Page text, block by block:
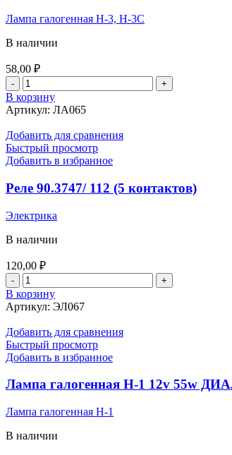
Лампа галогенная Н-3, Н-3С
В наличии
58,00 ₽
Количество
товара
Лампа
галогенная
Н-3
12v
100w
12103
В корзину
Артикул: ЛА065
Добавить для сравнения
Быстрый просмотр
Добавить в избранное
Реле 90.3747/ 112 (5 контактов)
Электрика
В наличии
120,00 ₽
Количество
товара
Реле
90.3747/
112
(5
контактов)
В корзину
Артикул: ЭЛ067
Добавить для сравнения
Быстрый просмотр
Добавить в избранное
Лампа галогенная Н-1 12v 55w
Лампа галогенная Н-1
В наличии